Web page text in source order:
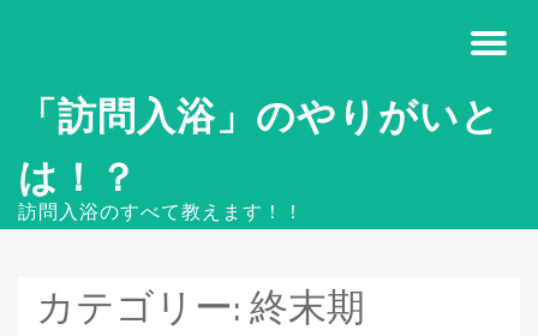
「訪問入浴」のやりがいと
は！？
訪問入浴のすべて教えます！！
カテゴリー:終末期